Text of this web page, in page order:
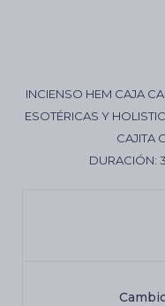
INCIENSO HEM CAJA
ESOTÉRICAS Y
CAJITA
DURACIÓN:
Aromatizantes de
Artículos